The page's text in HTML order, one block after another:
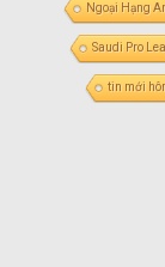
Ngoại Hạng
Saudi Pro
tin mới